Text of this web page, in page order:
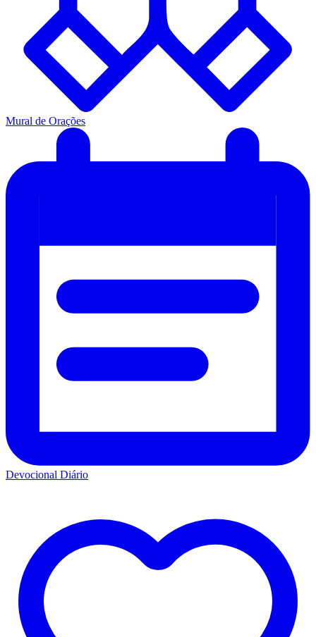
Mural de Orações
Devocional Diário